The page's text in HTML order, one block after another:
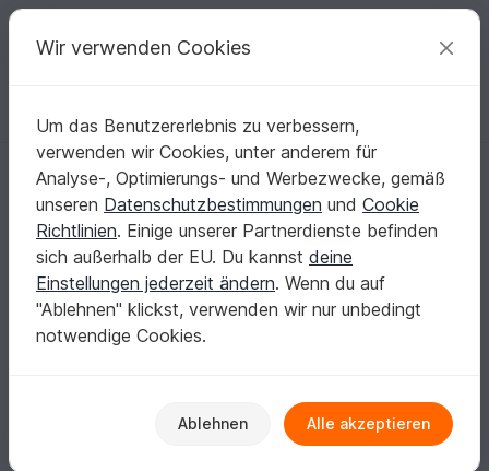
Deine kreativen Ideen
Deutsch | € (EUR) einloggen Kostenlos registrieren
Startseite Häkeln Applikationen
Häkelapplikationen: Kleine Motive, großer
Wow-Effekt
Mit Häkelapplikationen gibst du Mützen, Taschen,
Decken oder Kleidung im Handumdrehen deinen
persönlichen Look.Mehr anzeigen
236 Fahrzeuge 31
Wir verwenden Cookies
Um das Benutzererlebnis zu verbessern,
verwenden wir Cookies, unter anderem für
Analyse-, Optimierungs- und Werbezwecke, gemäß
unseren Datenschutzbestimmungen und Cookie
Richtlinien. Einige unserer Partnerdienste befinden
sich außerhalb der EU. Du kannst deine
Einstellungen jederzeit ändern. Wenn du auf
"Ablehnen" klickst, verwenden wir nur unbedingt
notwendige Cookies.
Ablehnen Alle akzeptieren